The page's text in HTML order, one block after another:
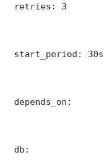
retries: 3
start_period: 30s
depends_on:
db: